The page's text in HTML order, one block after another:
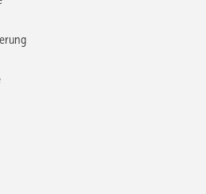
Konzepts: Die für die
­Temperaturbereiche können
wird verhindert und die
reduziert. Leider ist uns bei der
unterlaufen, so dass wir die richtige
nachtragen. Wir bitten, dies zu
Ihnen für Ihre ­Unterlagen den
– Mehr Hygiene durch
unter: E-Mail: tga@tga-